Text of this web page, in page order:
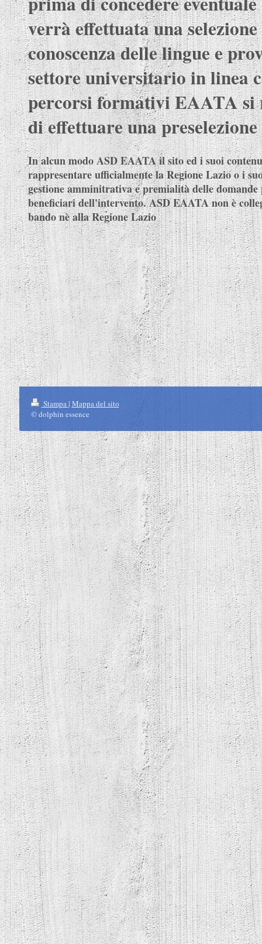
verrà effettuata una
conoscenza delle lingue e
settore universitario in linea
percorsi formativi EAATA si
di effettuare una
In alcun modo ASD EAATA il sito ed i suoi
rappresentare ufficialmente la Regione Lazio o i
gestione amminitrativa e premialità delle domande
beneficiari dell'intervento. ASD EAATA non è
bando nè alla Regione Lazio
Stampa | Mappa del sito
© dolphin essence